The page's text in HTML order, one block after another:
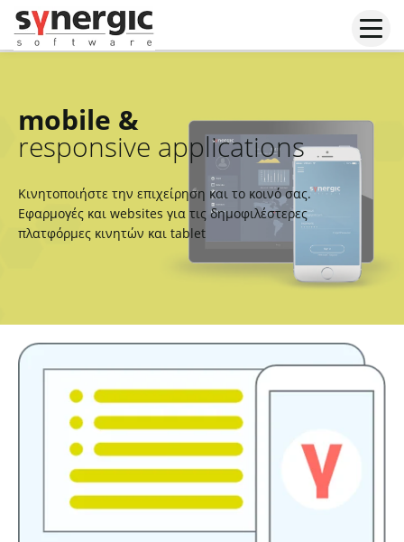
Μεταπηδήστε
mobile &
responsive applications
Κινητοποιήστε την επιχείρηση και το κοινό σας.
Εφαρμογές και websites για τις δημοφιλέστερες
πλατφόρμες κινητών και tablet